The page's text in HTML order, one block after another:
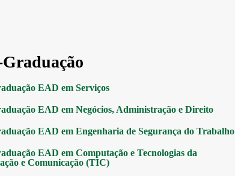
Graduação
EAD em Serviços
EAD em Negócios, Administração e Direito
EAD em Engenharia de Segurança do Trabalho
EAD em Computação e Tecnologias da
e Comunicação (TIC)